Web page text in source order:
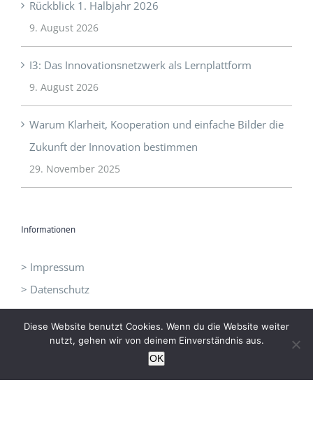
Rückblick 1. Halbjahr 2026
9. August 2026
I3: Das Innovationsnetzwerk als Lernplattform
9. August 2026
Warum Klarheit, Kooperation und einfache Bilder die
Zukunft der Innovation bestimmen
29. November 2025
Informationen
> Impressum
> Datenschutz
Diese Website benutzt Cookies. Wenn du die Website weiter
nutzt, gehen wir von deinem Einverständnis aus.
OK